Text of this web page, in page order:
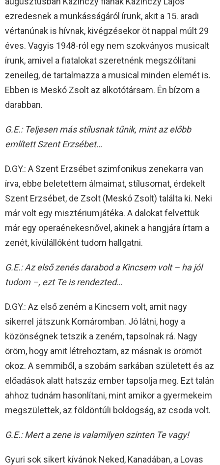
ezredesnek a munkásságáról írunk, akit a 15. aradi
vértanúnak is hívnak, kivégzésekor öt nappal múlt 29
éves. Vagyis 1948-ról egy nem szokványos musicalt
írunk, amivel a fiatalokat szeretnénk megszólítani
zeneileg, de tartalmazza a musical minden elemét is.
Ebben is Meskó Zsolt az alkotótársam. Én bízom a
darabban.
G.E.: Teljesen más stílusnak tűnik, mint az előbb
említett Szent Erzsébet…
D.GY.: A Szent Erzsébet szimfonikus zenekarra van
írva, ebbe beletettem álmaimat, stílusomat, érdekelt
Szent Erzsébet, de Zsolt (Meskó Zsolt) találta ki. Neki
már volt egy misztériumjátéka. A dalokat felvettük
már egy operaénekesnővel, akinek a hangjára írtam a
zenét, kívülállóként tudom hallgatni.
G.E.: Az első zenés darabod a Kincsem volt – ha jól
tudom –, ezt Te is rendezted…
D.GY.: Az első zeném a Kincsem volt, amit nagy
sikerrel játszunk Komáromban. Jó látni, hogy a
közönségnek tetszik a zeném, tapsolnak rá. Nagy
öröm, hogy amit létrehoztam, az másnak is örömöt
okoz. A semmiből, a szobám sarkában született és az
előadások alatt hatszáz ember tapsolja meg. Ezt talán
ahhoz tudnám hasonlítani, mint amikor a gyermekeim
megszülettek, az földöntúli boldogság, az csoda volt.
G.E.: Mert a zene is valamilyen szinten Te vagy!
Gyuri sok sikert kívánok Neked, Kanadában, a Lovas